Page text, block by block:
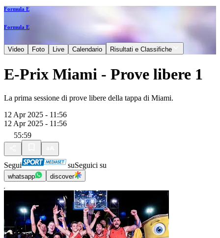
Formula E
Formula E
Video Foto Live Calendario Risultati e Classifiche
E-Prix Miami - Prove libere 1
La prima sessione di prove libere della tappa di Miami.
12 Apr 2025 - 11:56
12 Apr 2025 - 11:56
55:59
Segui suSeguici su
whatsapp discover